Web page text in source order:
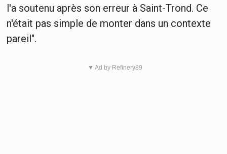
l'a soutenu après son erreur à Saint-Trond. Ce
n'était pas simple de monter dans un contexte
pareil".
▼ Ad by Refinery89